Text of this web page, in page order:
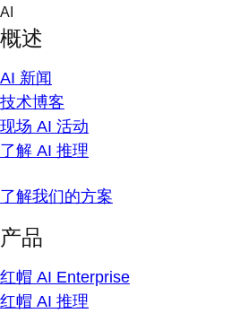
Skip
content
AI
概述
AI 新闻
技术博客
现场 AI 活动
了解 AI 推理
了解我们的方案
产品
红帽 AI Enterprise
红帽 AI 推理